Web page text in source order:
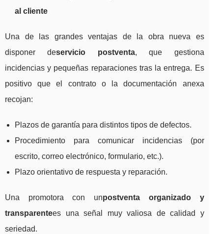
al cliente
Una de las grandes ventajas de la obra nueva es
disponer deservicio postventa, que gestiona
incidencias y pequeñas reparaciones tras la entrega. Es
positivo que el contrato o la documentación anexa
recojan:
Plazos de garantía para distintos tipos de defectos.
Procedimiento para comunicar incidencias (por
escrito, correo electrónico, formulario, etc.).
Plazo orientativo de respuesta y reparación.
Una promotora con unpostventa organizado y
transparentees una señal muy valiosa de calidad y
seriedad.